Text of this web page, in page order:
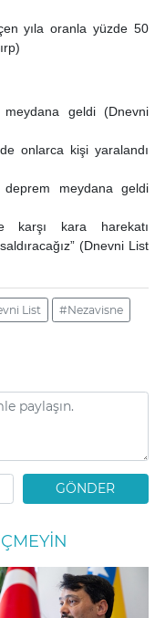
yıla oranla yüzde 50
meydana geldi (Dnevni
onlarca kişi yaralandı
deprem meydana geldi
karşı kara harekatı
(Dnevni List
List #Nezavisne
GÖNDER